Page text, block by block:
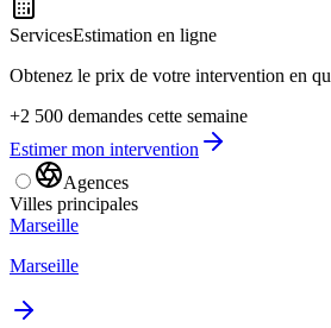
ServicesEstimation en ligne
Obtenez le prix de votre intervention en
+2 500 demandes cette semaine
Estimer mon intervention
Agences
Villes principales
Marseille
Marseille